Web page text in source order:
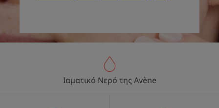
Ιαματικό Νερό της Avène